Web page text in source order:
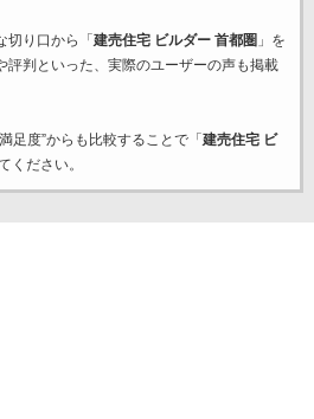
切り口から「 建売住宅 ビルダー 首都圏 」を
評判といった、実際のユーザーの声も掲載
足度”からも比較することで「 建売住宅 ビ
ください。